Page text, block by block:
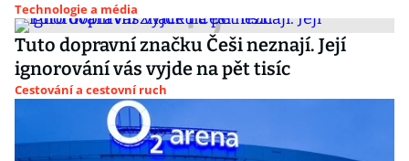
Technologie a média
Tuto dopravní značku Češi neznají. Její
ignorování vás vyjde na pět tisíc
Cestování a cestovní ruch